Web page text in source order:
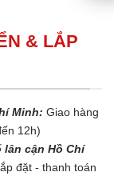
& LẮP
Minh: Giao hàng
12h)
lân cận Hồ Chí
đặt - thanh toán